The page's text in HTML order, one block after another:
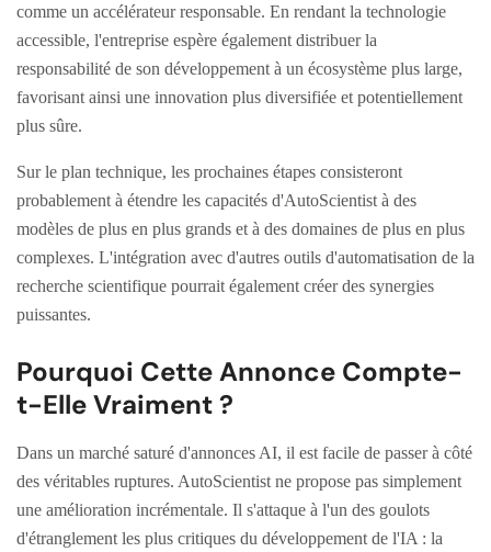
comme un accélérateur responsable. En rendant la technologie
accessible, l'entreprise espère également distribuer la
responsabilité de son développement à un écosystème plus large,
favorisant ainsi une innovation plus diversifiée et potentiellement
plus sûre.
Sur le plan technique, les prochaines étapes consisteront
probablement à étendre les capacités d'AutoScientist à des
modèles de plus en plus grands et à des domaines de plus en plus
complexes. L'intégration avec d'autres outils d'automatisation de la
recherche scientifique pourrait également créer des synergies
puissantes.
Pourquoi Cette Annonce Compte-
t-Elle Vraiment ?
Dans un marché saturé d'annonces AI, il est facile de passer à côté
des véritables ruptures. AutoScientist ne propose pas simplement
une amélioration incrémentale. Il s'attaque à l'un des goulots
d'étranglement les plus critiques du développement de l'IA : la